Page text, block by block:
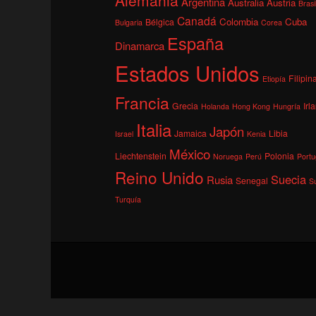
Brasil
Bulgaria Bélgica Canadá Colombia Corea Cuba
Dinamarca España
Estados Unidos Etiopía
Francia Grecia Holanda Hong Kong Hungría
Israel Italia Jamaica Japón Kenia Libia
Liechtenstein México Noruega Perú Polonia
Reino Unido Rusia Senegal Suecia
Turquía